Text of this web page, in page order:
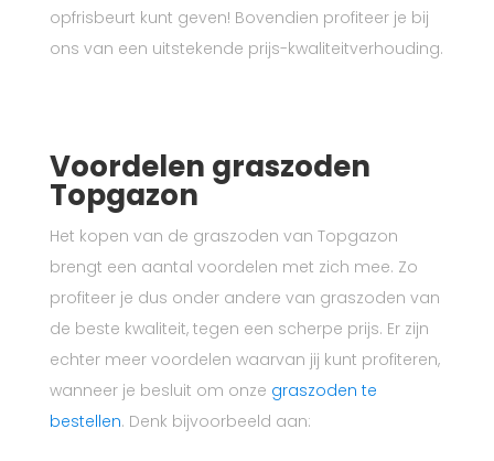
opfrisbeurt kunt geven! Bovendien profiteer je bij
ons van een uitstekende prijs-kwaliteitverhouding.
Voordelen graszoden
Topgazon
Het kopen van de graszoden van Topgazon
brengt een aantal voordelen met zich mee. Zo
profiteer je dus onder andere van graszoden van
de beste kwaliteit, tegen een scherpe prijs. Er zijn
echter meer voordelen waarvan jij kunt profiteren,
wanneer je besluit om onze graszoden te
bestellen. Denk bijvoorbeeld aan: